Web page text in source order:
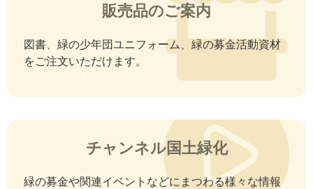
販売品のご案内
図書、緑の少年団ユニフォーム、緑の募金活動資材
をご注文いただけます。
チャンネル国土緑化
緑の募金や関連イベントなどにまつわる様々な情報